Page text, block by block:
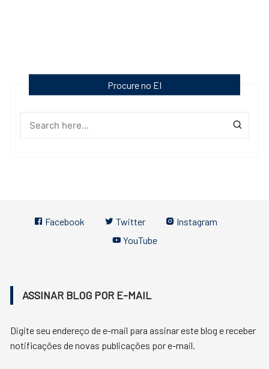
Procure no EI
Facebook Twitter
Instagram
YouTube
ASSINAR BLOG POR E-MAIL
Digite seu endereço de e-mail para assinar este blog e receber
notificações de novas publicações por e-mail.